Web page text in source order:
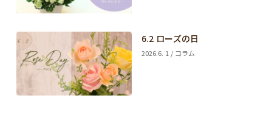
6.2 ローズの日
2026.6. 1 / コラム